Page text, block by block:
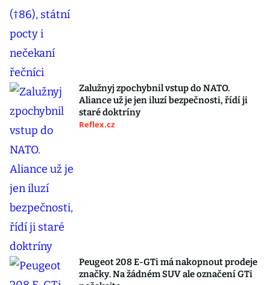
Zalužnyj zpochybnil vstup do NATO.
Aliance už je jen iluzí bezpečnosti, řídí ji
staré doktríny
Reflex.cz
Peugeot 208 E-GTi má nakopnout prodeje
značky. Na žádném SUV ale označení GTi